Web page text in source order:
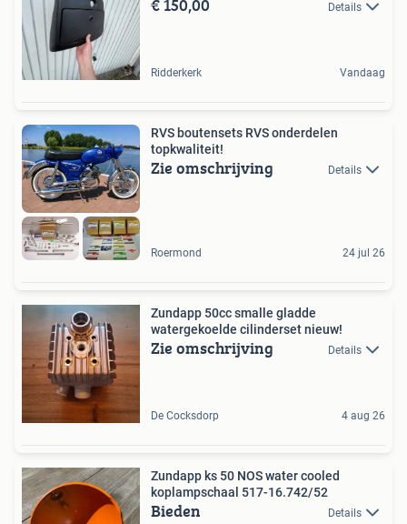
Details
Ridderkerk Vandaag
RVS boutensets RVS onderdelen
topkwaliteit!
Zie omschrijving Details
Roermond 24 jul 26
Zundapp 50cc smalle gladde
watergekoelde cilinderset nieuw!
Zie omschrijving Details
De Cocksdorp 4 aug 26
Zundapp ks 50 NOS water cooled
koplampschaal 517-16.742/52
Bieden Details